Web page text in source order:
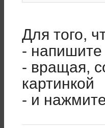
Для того,
-
- вращая,
картинкой
- и